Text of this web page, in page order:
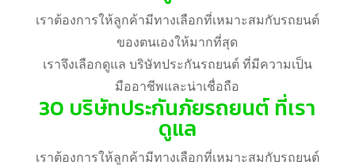
เราต้องการให้ลูกค้ามีทางเลือกที่เหมาะสมกับรถยนต์
ของตนเองให้มากที่สุด
เราจึงเลือกดูแล บริษัทประกันรถยนต์ ที่มีความเป็น
มืออาชีพและน่าเชื่อถือ
30 บริษัทประกันภัยรถยนต์ ที่เรา
ดูแล
เราต้องการให้ลูกค้ามีทางเลือกที่เหมาะสมกับรถยนต์